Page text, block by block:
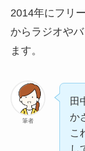
2014年にフリ
からラジオや
ます。
筆者
田
か
こ